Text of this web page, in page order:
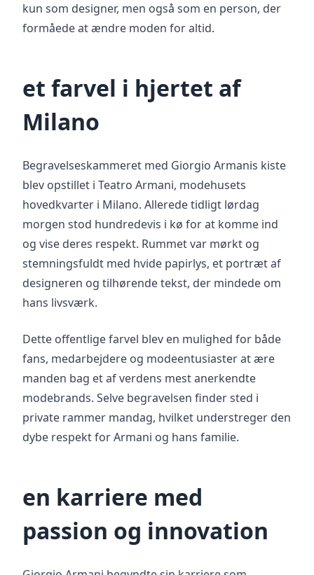
kun som designer, men også som en person, der
formåede at ændre moden for altid.
et farvel i hjertet af
Milano
Begravelseskammeret med Giorgio Armanis kiste
blev opstillet i Teatro Armani, modehusets
hovedkvarter i Milano. Allerede tidligt lørdag
morgen stod hundredevis i kø for at komme ind
og vise deres respekt. Rummet var mørkt og
stemningsfuldt med hvide papirlys, et portræt af
designeren og tilhørende tekst, der mindede om
hans livsværk.
Dette offentlige farvel blev en mulighed for både
fans, medarbejdere og modeentusiaster at ære
manden bag et af verdens mest anerkendte
modebrands. Selve begravelsen finder sted i
private rammer mandag, hvilket understreger den
dybe respekt for Armani og hans familie.
en karriere med
passion og innovation